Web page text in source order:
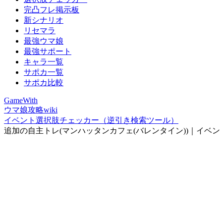
完凸フレ掲示板
新シナリオ
リセマラ
最強ウマ娘
最強サポート
キャラ一覧
サポカ一覧
サポカ比較
GameWith
ウマ娘攻略wiki
イベント選択肢チェッカー（逆引き検索ツール）
追加の自主トレ(マンハッタンカフェ(バレンタイン))｜イベ